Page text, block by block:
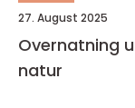
27. August 2025
Overnatning
natur